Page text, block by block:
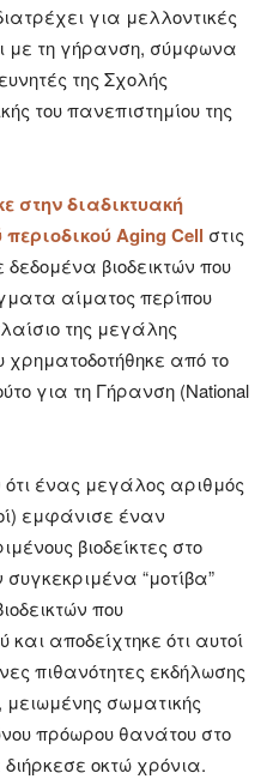
για μελλοντικές
με τη γήρανση, σύμφωνα
της Σχολής
του πανεπιστημίου της
στην διαδικτυακή
Aging Cell στις
βιοδεικτών που
αίματος περίπου
της μεγάλης
χρηματοδοτήθηκε από το
για τη Γήρανση (National
ένας μεγάλος αριθμός
εμφάνισε έναν
βιοδείκτες στο
“μοτίβα”
που
αποδείχτηκε ότι αυτοί
πιθανότητες εκδήλωσης
σωματικής
πρόωρου θανάτου στο
οκτώ χρόνια.